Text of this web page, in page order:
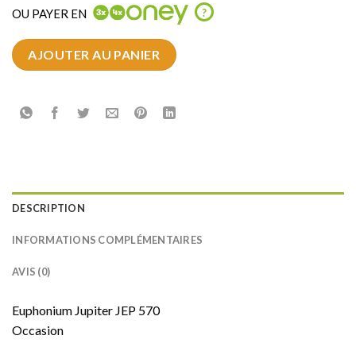
OU PAYER EN ?
AJOUTER AU PANIER
DESCRIPTION
INFORMATIONS COMPLÉMENTAIRES
AVIS (0)
Euphonium Jupiter JEP 570
Occasion